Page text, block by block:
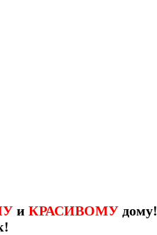
и КРАСИВОМУдому!